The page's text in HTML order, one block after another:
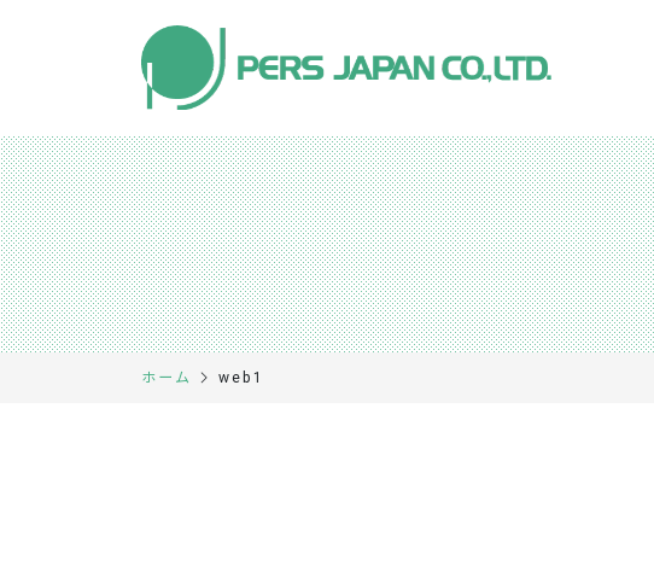
ホーム web1